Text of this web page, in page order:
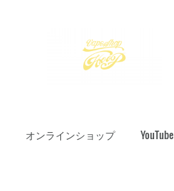
オンラインショップ YouTube